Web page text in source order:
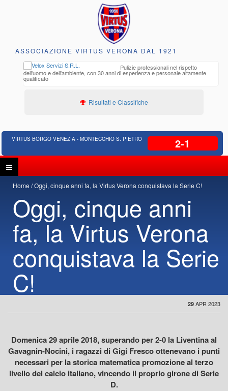
ASSOCIAZIONE VIRTUS VERONA DAL 1921
Pulizie professionali nel rispetto
dell'uomo e dell'ambiente, con 30 anni di esperienza e personale altamente
qualificato
Risultati e Classifiche
VIRTUS BORGO VENEZIA - MONTECCHIO S. PIETRO 2-1
Home Oggi, cinque anni fa, la Virtus Verona conquistava la Serie C!
Oggi, cinque anni
fa, la Virtus Verona
conquistava la Serie
C!
29 APR 2023
Domenica 29 aprile 2018, superando per 2-0 la Liventina al
Gavagnin-Nocini, i ragazzi di Gigi Fresco ottenevano i punti
necessari per la storica matematica promozione al terzo
livello del calcio italiano, vincendo il proprio girone di Serie
D.